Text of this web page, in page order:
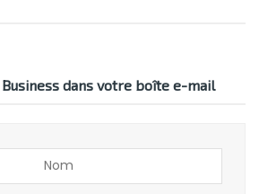
Business dans votre boîte e-mail